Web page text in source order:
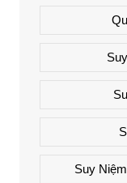
Suy